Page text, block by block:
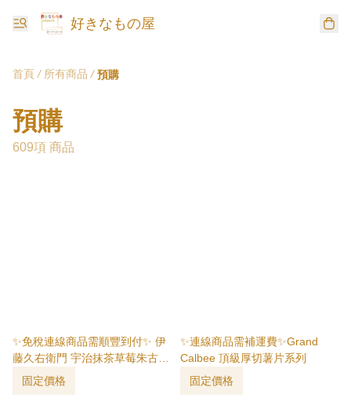
好きなもの屋
首頁 / 所有商品 / 預購
預購
609項 商品
✨免稅連線商品需順豐到付✨ 伊
藤久右衛門 宇治抹茶草莓朱古力
70g固定價格
✨連線商品需補運費✨Grand
Calbee 頂級厚切薯片系列
固定價格